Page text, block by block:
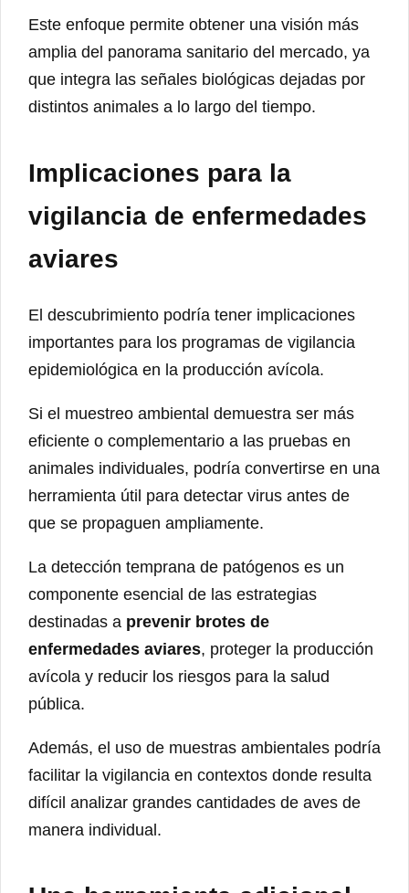
Este enfoque permite obtener una visión más
amplia del panorama sanitario del mercado, ya
que integra las señales biológicas dejadas por
distintos animales a lo largo del tiempo.
Implicaciones para la
vigilancia de enfermedades
aviares
El descubrimiento podría tener implicaciones
importantes para los programas de vigilancia
epidemiológica en la producción avícola.
Si el muestreo ambiental demuestra ser más
eficiente o complementario a las pruebas en
animales individuales, podría convertirse en una
herramienta útil para detectar virus antes de
que se propaguen ampliamente.
La detección temprana de patógenos es un
componente esencial de las estrategias
destinadas a prevenir brotes de
enfermedades aviares, proteger la producción
avícola y reducir los riesgos para la salud
pública.
Además, el uso de muestras ambientales podría
facilitar la vigilancia en contextos donde resulta
difícil analizar grandes cantidades de aves de
manera individual.